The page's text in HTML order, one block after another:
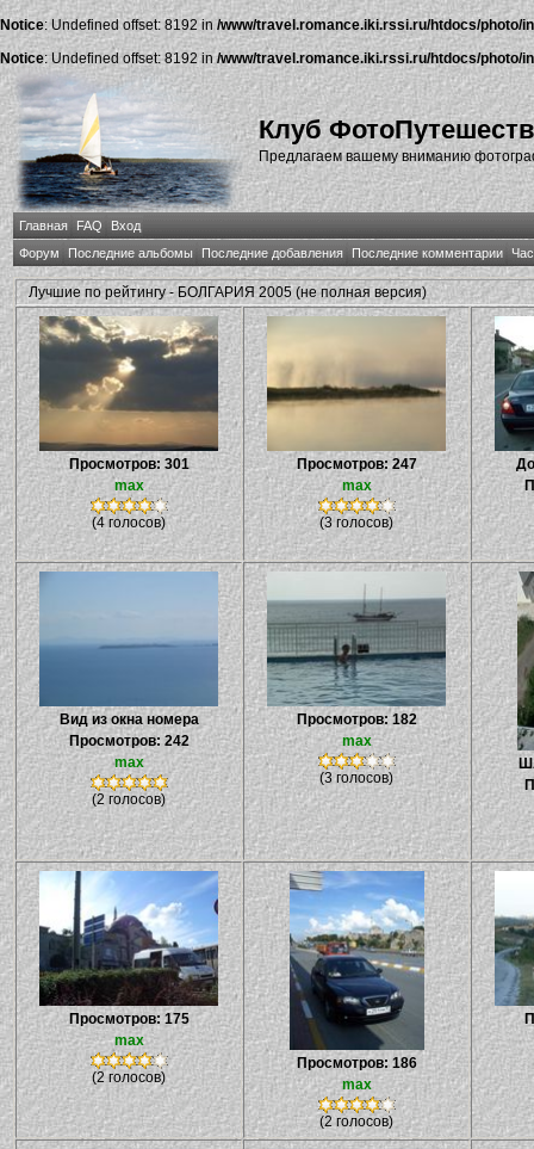
Notice: Undefined offset: 8192 in /www/travel.romance.iki.rssi.ru/htdocs/photo/
Notice: Undefined offset: 8192 in/www/travel.romance.iki.rssi.ru/htdocs/photo/
Клуб
Предлагаем вашему вниманию
Главная FAQ
Вход
Форум
Последние альбомы Последние добавления Последние комментарии
Лучшие по рейтингу - БОЛГАРИЯ 2005 (не полная версия)
Просмотров: 301
max
(4 голосов)
Просмотров: 247
max
(3 голосов)
Вид из окна номера
Просмотров: 242
max
(2 голосов)
Просмотров: 182
max
(3 голосов)
Просмотров: 175
max
(2 голосов)
Просмотров: 186
max
(2 голосов)